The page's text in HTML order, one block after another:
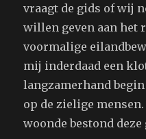
vraagt de gids of wij
willen geven aan het
voormalige
mij inderdaad een
langzamerhand
op de zielige
woonde bestond